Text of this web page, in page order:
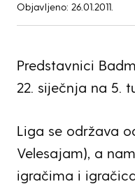
Objavljeno: 26.01.2011.
Predstavnici
22. siječnja na 5.
Liga se održava
Velesajam), a
igračima i